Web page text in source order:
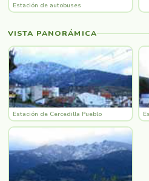
Estación de autobuses
VISTA PANORÁMICA
Estación de Cercedilla Pueblo